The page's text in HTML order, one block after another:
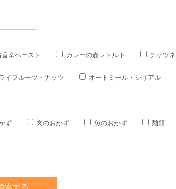
辛ペースト カレーの壺レトルト チャツネ
イフルーツ・ナッツ オートミール・シリアル
ず 肉のおかず 魚のおかず 麺類